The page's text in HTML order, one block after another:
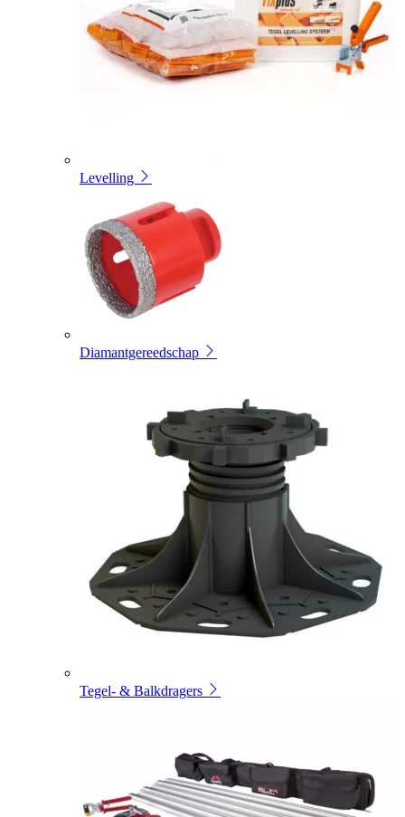
Levelling
Diamantgereedschap
Tegel- & Balkdragers